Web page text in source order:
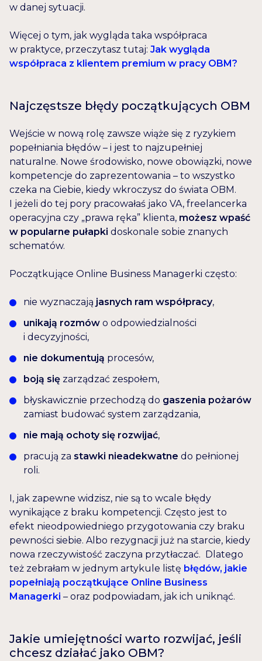
w danej sytuacji.
Więcej o tym, jak wygląda taka współpraca
w praktyce, przeczytasz tutaj: Jak wygląda
współpraca z klientem premium w pracy OBM?
Najczęstsze błędy początkujących OBM
Wejście w nową rolę zawsze wiąże się z ryzykiem
popełniania błędów – i jest to najzupełniej
naturalne. Nowe środowisko, nowe obowiązki, nowe
kompetencje do zaprezentowania – to wszystko
czeka na Ciebie, kiedy wkroczysz do świata OBM.
I jeżeli do tej pory pracowałaś jako VA, freelancerka
operacyjna czy „prawa ręka” klienta, możesz wpaść
w popularne pułapki doskonale sobie znanych
schematów.
Początkujące Online Business Managerki często:
nie wyznaczają jasnych ram współpracy,
unikają rozmów o odpowiedzialności
i decyzyjności,
nie dokumentują procesów,
boją się zarządzać zespołem,
błyskawicznie przechodzą do gaszenia pożarów
zamiast budować system zarządzania,
nie mają ochoty się rozwijać,
pracują za stawki nieadekwatne do pełnionej
roli.
I, jak zapewne widzisz, nie są to wcale błędy
wynikające z braku kompetencji. Często jest to
efekt nieodpowiedniego przygotowania czy braku
pewności siebie. Albo rezygnacji już na starcie, kiedy
nowa rzeczywistość zaczyna przytłaczać. Dlatego
też zebrałam w jednym artykule listę błędów, jakie
popełniają początkujące Online Business
Managerki – oraz podpowiadam, jak ich uniknąć.
Jakie umiejętności warto rozwijać, jeśli
chcesz działać jako OBM?